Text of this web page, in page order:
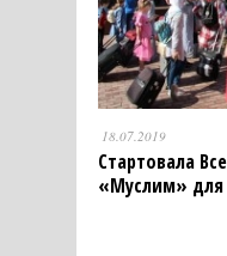
18.07.2019
Стартовала
«Муслим» для